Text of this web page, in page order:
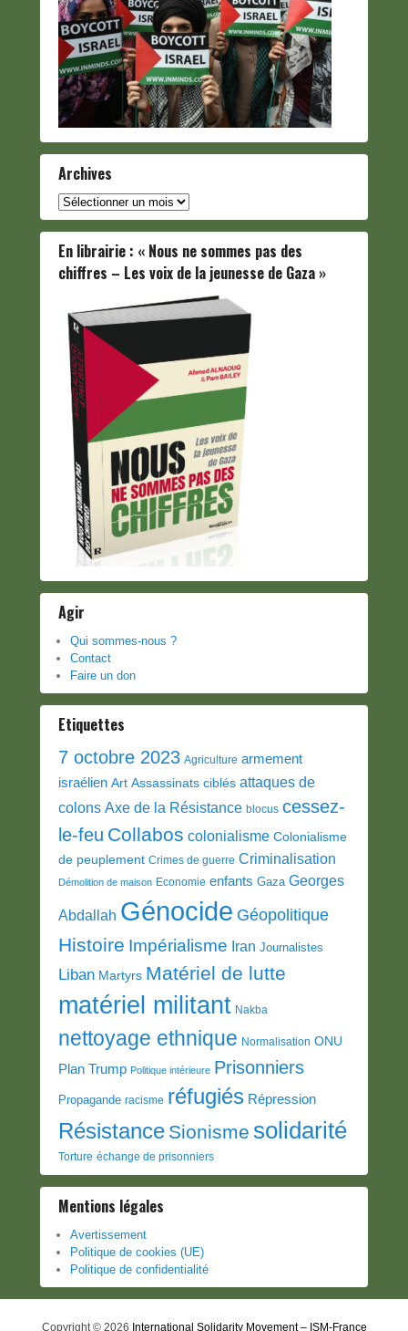
Archives
Archives
En librairie : « Nous ne sommes pas des
chiffres – Les voix de la jeunesse de Gaza »
Agir
Qui sommes-nous ?
Contact
Faire un don
Etiquettes
7 octobre 2023 Agriculture armement
israélien Art Assassinats ciblés attaques de
colons Axe de la Résistance blocus cessez-
le-feu Collabos colonialisme Colonialisme
de peuplement Crimes de guerre Criminalisation
Démolition de maison Economie enfants Gaza Georges
Abdallah Génocide Géopolitique
Histoire Impérialisme Iran Journalistes
Liban Martyrs Matériel de lutte
matériel militant Nakba
nettoyage ethnique Normalisation ONU
Plan Trump Politique intérieure Prisonniers
Propagande racisme réfugiés Répression
Résistance Sionisme solidarité
Torture échange de prisonniers
Mentions légales
Avertissement
Politique de cookies (UE)
Politique de confidentialité
Copyright © 2026 International Solidarity Movement – ISM-France